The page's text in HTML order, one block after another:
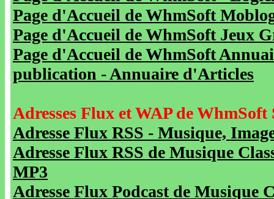
Page d'Accueil de WhmSoft
Page d'Accueil de WhmSoft Jeux
Page d'Accueil de WhmSoft
publication - Annuaire d'Articles
Adresses Flux et WAP de WhmSoft
Adresse Flux RSS - Musique,
Adresse Flux RSS de Musique
MP3
Adresse Flux Podcast de Musique